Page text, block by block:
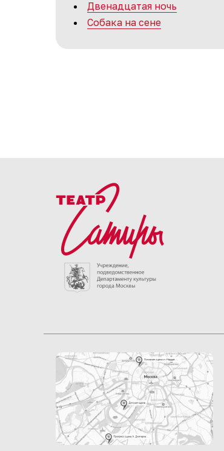
Двенадцатая ночь
Собака на сене